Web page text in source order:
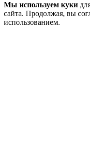
Мы используем куки
сайта. Продолжая, вы
использованием.